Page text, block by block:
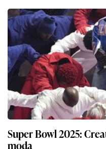
Super Bowl 2025:
moda